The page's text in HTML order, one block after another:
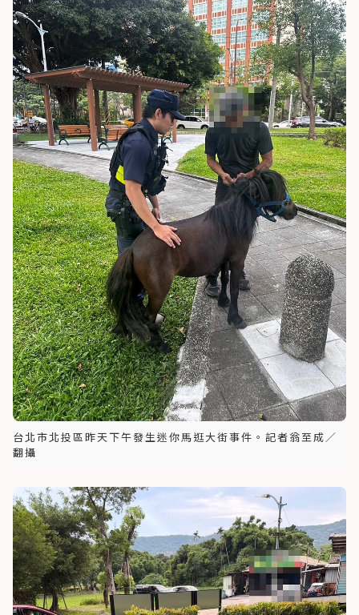
台北市北投區昨天下午發生迷你馬逛大街事件。記者翁至成／
翻攝